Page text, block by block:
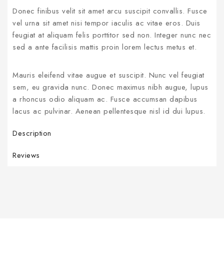
Donec finibus velit sit amet arcu suscipit convallis. Fusce
vel urna sit amet nisi tempor iaculis ac vitae eros. Duis
feugiat at aliquam felis porttitor sed non. Integer nunc nec
sed a ante facilisis mattis proin lorem lectus metus et.
Mauris eleifend vitae augue et suscipit. Nunc vel feugiat
sem, eu gravida nunc. Donec maximus nibh augue, lupus
a rhoncus odio aliquam ac. Fusce accumsan dapibus
lacus ac pulvinar. Aenean pellentesque nisl id dui lupus.
Description
Reviews